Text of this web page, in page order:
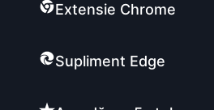
Extensie Chrome
Supliment Edge